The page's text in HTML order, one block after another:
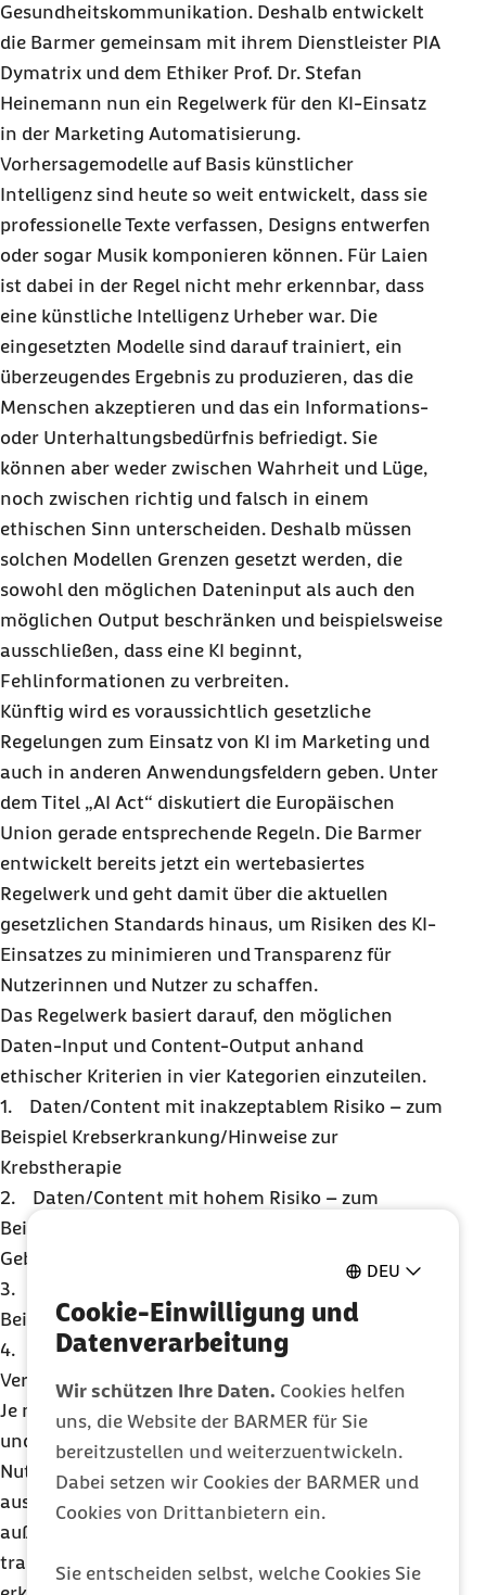
DEU
Cookie-Einwilligung und
Datenverarbeitung
Wir schützen Ihre Daten. Cookies helfen
uns, die Website der BARMER für Sie
bereitzustellen und weiterzuentwickeln.
Dabei setzen wir Cookies der BARMER und
Cookies von Drittanbietern ein.
Sie entscheiden selbst, welche Cookies Sie
Gesundheitskommunikation. Deshalb entwickelt
die Barmer gemeinsam mit ihrem Dienstleister PIA
Dymatrix und dem Ethiker Prof. Dr. Stefan
Heinemann nun ein Regelwerk für den KI-Einsatz
in der Marketing Automatisierung.
Vorhersagemodelle auf Basis künstlicher
Intelligenz sind heute so weit entwickelt, dass sie
professionelle Texte verfassen, Designs entwerfen
oder sogar Musik komponieren können. Für Laien
ist dabei in der Regel nicht mehr erkennbar, dass
eine künstliche Intelligenz Urheber war. Die
eingesetzten Modelle sind darauf trainiert, ein
überzeugendes Ergebnis zu produzieren, das die
Menschen akzeptieren und das ein Informations-
oder Unterhaltungsbedürfnis befriedigt. Sie
können aber weder zwischen Wahrheit und Lüge,
noch zwischen richtig und falsch in einem
ethischen Sinn unterscheiden. Deshalb müssen
solchen Modellen Grenzen gesetzt werden, die
sowohl den möglichen Dateninput als auch den
möglichen Output beschränken und beispielsweise
ausschließen, dass eine KI beginnt,
Fehlinformationen zu verbreiten.
Künftig wird es voraussichtlich gesetzliche
Regelungen zum Einsatz von KI im Marketing und
auch in anderen Anwendungsfeldern geben. Unter
dem Titel „AI Act“ diskutiert die Europäischen
Union gerade entsprechende Regeln. Die Barmer
entwickelt bereits jetzt ein wertebasiertes
Regelwerk und geht damit über die aktuellen
gesetzlichen Standards hinaus, um Risiken des KI-
Einsatzes zu minimieren und Transparenz für
Nutzerinnen und Nutzer zu schaffen.
Das Regelwerk basiert darauf, den möglichen
Daten-Input und Content-Output anhand
ethischer Kriterien in vier Kategorien einzuteilen.
1. Daten/Content mit inakzeptablem Risiko – zum
Beispiel Krebserkrankung/Hinweise zur
Krebstherapie
2. Daten/Content mit hohem Risiko – zum
Beispiel Schwangerschaft/Hinweise zur
Geburtsvorbereitung
3. Daten/Content mit beschränktem Risiko – zum
Beispiel Alter/Hinweis Darmkrebsfrüherkennung
4. Daten mit minimalem Risiko – zum Beispiel
Versichertenstatus/Hinweis Bonusprogramm
Je nach Einordnung auf dieser Skala werden Daten
und Inhalte mehr oder weniger streng für die
Nutzung in KI-Modellen reguliert oder generell
ausgeschlossen. Der Einsatz von KI-Modellen wird
außerdem auf der Website oder im Newsletter
transparent gemacht und in einfacher Form